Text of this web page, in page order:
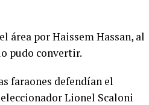
área por Haissem Hassan, al
pudo convertir.
faraones defendían el
Lionel Scaloni